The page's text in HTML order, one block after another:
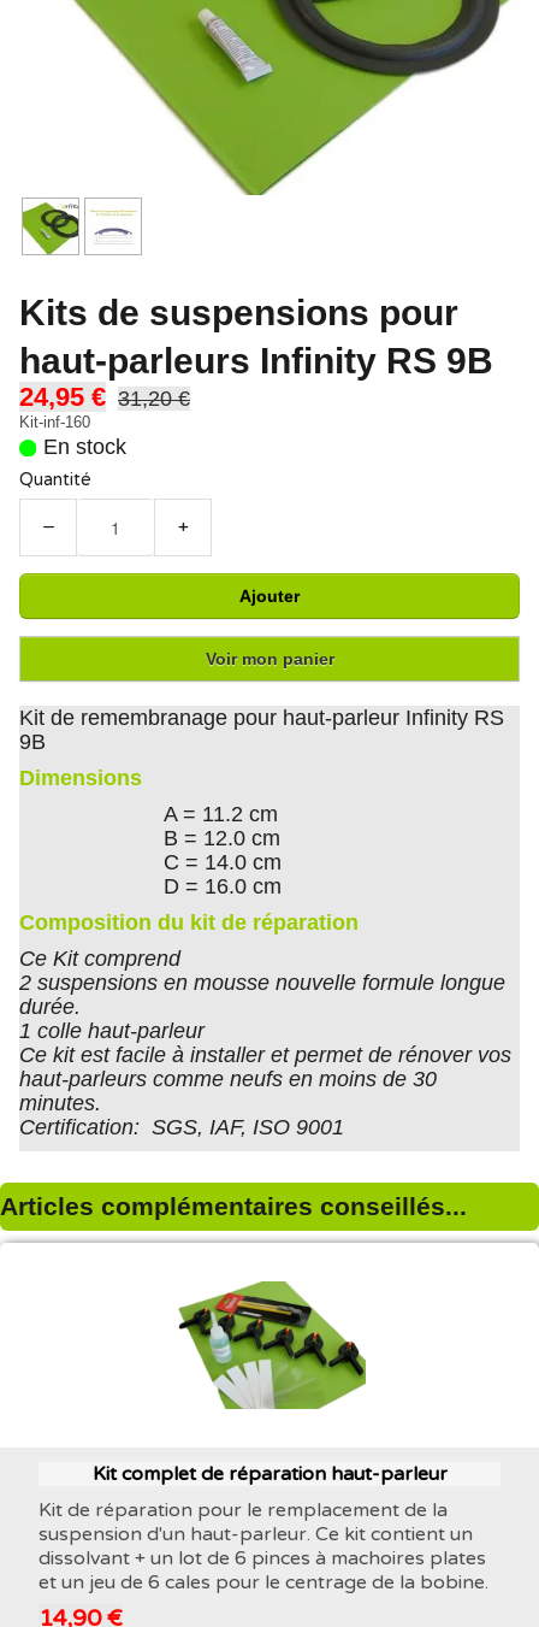
Kits de suspensions pour
haut-parleurs Infinity RS 9B
24,95 € 31,20 €
Kit-inf-160
En stock
Quantité
− +
Ajouter
Voir mon panier
Kit de remembranage pour haut-parleur Infinity RS
9B
Dimensions
A = 11.2 cm
B = 12.0 cm
C = 14.0 cm
D = 16.0 cm
Composition du kit de réparation
Ce Kit comprend
2 suspensions en mousse nouvelle formule longue
durée.
1 colle haut-parleur
Ce kit est facile à installer et permet de rénover vos
haut-parleurs comme neufs en moins de 30
minutes.
Certification: SGS, IAF, ISO 9001
Articles complémentaires conseillés...
Kit complet de réparation haut-parleur
Kit de réparation pour le remplacement de la
suspension d'un haut-parleur. Ce kit contient un
dissolvant + un lot de 6 pinces à machoires plates
et un jeu de 6 cales pour le centrage de la bobine.
14,90 €